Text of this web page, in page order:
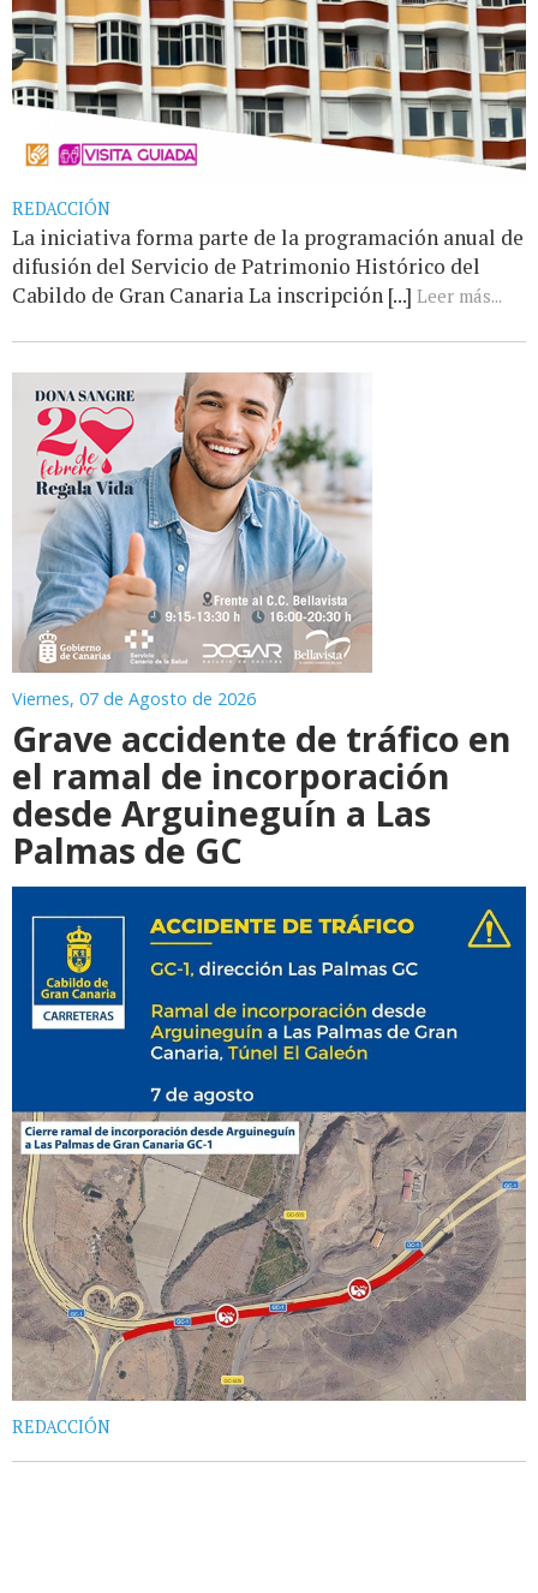
REDACCIÓN
La iniciativa forma parte de la programación anual de
difusión del Servicio de Patrimonio Histórico del
Cabildo de Gran Canaria La inscripción [...] Leer más...
Viernes, 07 de Agosto de 2026
Grave accidente de tráfico en
el ramal de incorporación
desde Arguineguín a Las
Palmas de GC
REDACCIÓN